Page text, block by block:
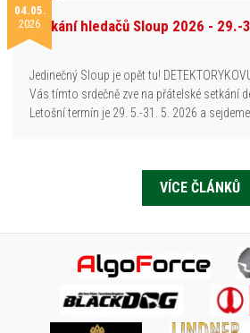
04.05.
2026Setkání hledačů Sloup 2026 - 29.-
Jedinečný Sloup je opět tu!
Vás tímto srdečně zve na přátelské setkání
Letošní termín je 29. 5.-31. 5. 2026 a sejdeme…
VÍCE ČLÁNKŮ